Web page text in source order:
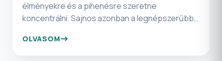
élményekre és a pihenésre szeretne
koncentrálni. Sajnos azonban a legnépszerűbb
hanem a zsebtolvajok is megjelennek. Legyen
szó egy hétvégi városlátogatásról vagy
OLVASOM